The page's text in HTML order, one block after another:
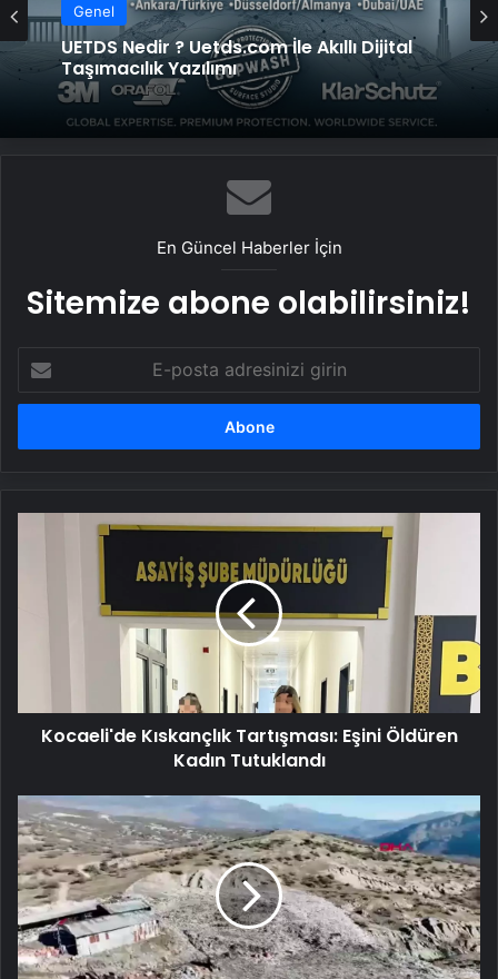
Genel
UETDS Nedir ? Uetds.com İle Akıllı Dijital
Taşımacılık Yazılımı
En Güncel Haberler İçin
Sitemize abone olabilirsiniz!
posta
adresinizi
Kocaeli'de Kıskançlık Tartışması: Eşini Öldüren
Kadın Tutuklandı
Tunceli'de
Entegre
Katı
Atık
Bertaraf
Tesisi
Projesi
Onaylandı